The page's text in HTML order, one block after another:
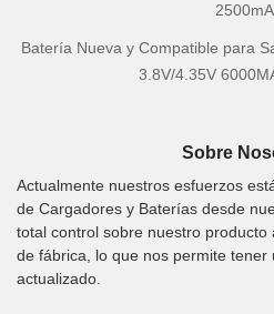
Batería Nueva y Compatible para
3.8V/4.35V
Sobre
Actualmente nuestros esfuerzos
de Cargadores y Baterías desde
total control sobre nuestro
de fábrica, lo que nos permite tener
actualizado.